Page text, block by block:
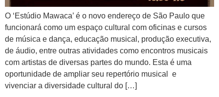
O ‘Estúdio Mawaca’ é o novo endereço de São Paulo que
funcionará como um espaço cultural com oficinas e cursos
de música e dança, educação musical, produção executiva,
de áudio, entre outras atividades como encontros musicais
com artistas de diversas partes do mundo. Esta é uma
oportunidade de ampliar seu repertório musical e
vivenciar a diversidade cultural do […]